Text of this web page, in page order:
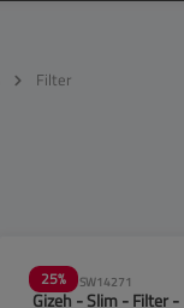
Filter
25% SW14271
Gizeh - Slim - Filter -